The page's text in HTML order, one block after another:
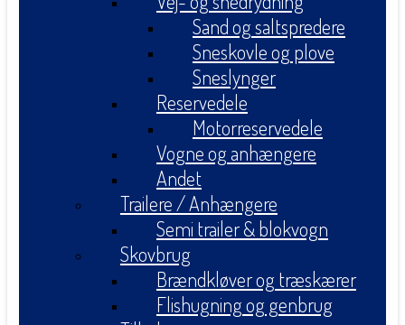
Sand og saltspredere
Sneskovle og plove
Sneslynger
Reservedele
Motorreservedele
Vogne og anhængere
Andet
Trailere / Anhængere
Semi trailer & blokvogn
Skovbrug
Brændkløver og træskærer
Flishugning og genbrug